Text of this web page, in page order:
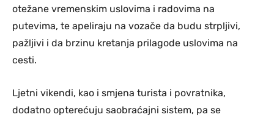
otežane vremenskim uslovima i radovima na
putevima, te apeliraju na vozače da budu strpljivi,
pažljivi i da brzinu kretanja prilagode uslovima na
cesti.
Ljetni vikendi, kao i smjena turista i povratnika,
dodatno opterećuju saobraćajni sistem, pa se